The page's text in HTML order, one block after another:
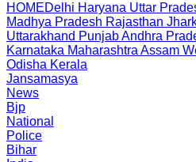
HOMEDelhi Haryana Uttar
Madhya Pradesh Rajasthan
Uttarakhand PunjabAndhra
Karnataka Maharashtra Assam
Odisha Kerala
Jansamasya
News
Bjp
National
Police
Bihar